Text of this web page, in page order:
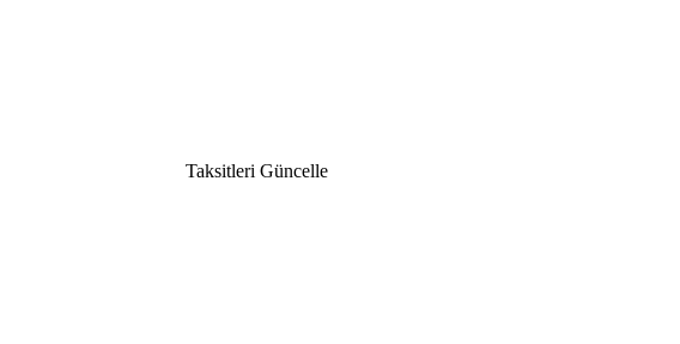
Taksitleri Güncelle